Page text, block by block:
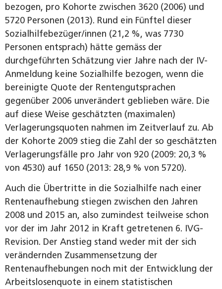
bezogen, pro Kohorte zwischen 3620 (2006) und
5720 Personen (2013). Rund ein Fünftel dieser
Sozialhilfebezüger/innen (21,2 %, was 7730
Personen entsprach) hätte gemäss der
durchgeführten Schätzung vier Jahre nach der IV-
Anmeldung keine Sozialhilfe bezogen, wenn die
bereinigte Quote der Rentengutsprachen
gegenüber 2006 unverändert geblieben wäre. Die
auf diese Weise geschätzten (maximalen)
Verlagerungsquoten nahmen im Zeitverlauf zu. Ab
der Kohorte 2009 stieg die Zahl der so geschätzten
Verlagerungsfälle pro Jahr von 920 (2009: 20,3 %
von 4530) auf 1650 (2013: 28,9 % von 5720).
Auch die Übertritte in die Sozialhilfe nach einer
Rentenaufhebung stiegen zwischen den Jahren
2008 und 2015 an, also zumindest teilweise schon
vor der im Jahr 2012 in Kraft getretenen 6. IVG-
Revision. Der Anstieg stand weder mit der sich
verändernden Zusammensetzung der
Rentenaufhebungen noch mit der Entwicklung der
Arbeitslosenquote in einem statistischen